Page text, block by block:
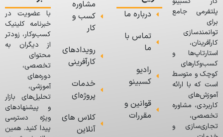
پلتفرمی جامع
برای
توانمندسازی
کارآفرینان،
استارتاپ‌ها و
کسب‌وکارهای
کوچک و متوسط
است که با ارائه
آموزش‌های
کاربردی، مشاوره
تخصصی،
تجاری‌سازی و
درباره ما
تماس با
ما
رادیو
کسبینو
قوانین و
مقررات
مشاوره
کسب و
کار
رویدادهای
کارآفرینی
خدمات
پروژه‌ای
کلاس های
آنلاین
با عضویت در
خبرنامه کلینیک
کسب‌وکار، زودتر
از دیگران به
محتوای
تخصصی،
دوره‌های
آموزشی،
تحلیل‌های بازار
و پیشنهادهای
ویژه دسترسی
پیدا کنید. همین